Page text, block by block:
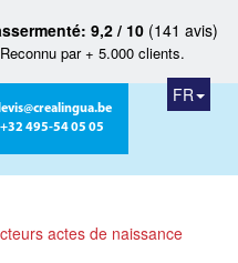
9,2 / 10(141 avis)
Reconnu par + 5.000 clients.
+32 495-54 05 05
FR
actes de naissance